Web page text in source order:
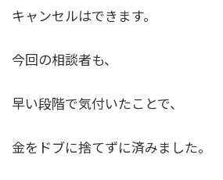
キャンセルはできます。
今回の相談者も、
早い段階で気付いたことで、
金をドブに捨てずに済みました。